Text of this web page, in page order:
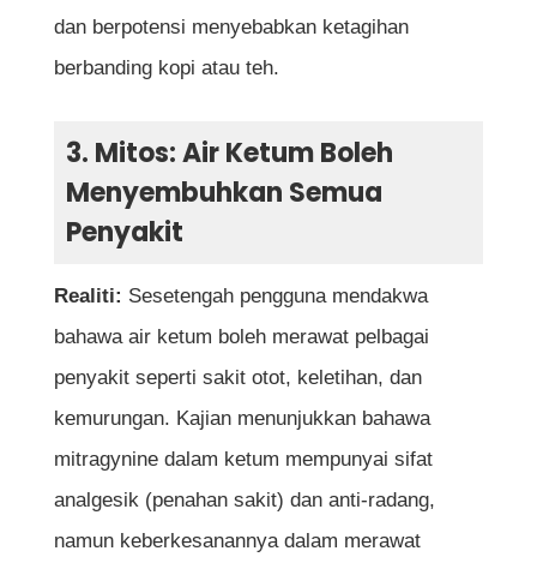
dan berpotensi menyebabkan ketagihan
berbanding kopi atau teh.
3. Mitos: Air Ketum Boleh
Menyembuhkan Semua
Penyakit
Realiti: Sesetengah pengguna mendakwa
bahawa air ketum boleh merawat pelbagai
penyakit seperti sakit otot, keletihan, dan
kemurungan. Kajian menunjukkan bahawa
mitragynine dalam ketum mempunyai sifat
analgesik (penahan sakit) dan anti-radang,
namun keberkesanannya dalam merawat